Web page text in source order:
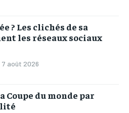
? Les clichés de sa
les réseaux sociaux
7 août 2026
Coupe du monde par